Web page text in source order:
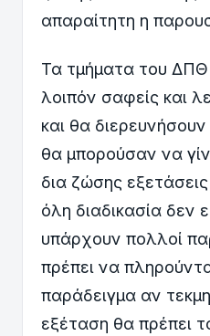
απαραίτητη η
Τα τμήματα του ΔΠΘ
λοιπόν σαφείς και
και θα
θα μπορούσαν να
δια ζώσης
όλη διαδικασία δεν
υπάρχουν πολλοί
πρέπει να
παράδειγμα αν
εξέταση θα πρέπει